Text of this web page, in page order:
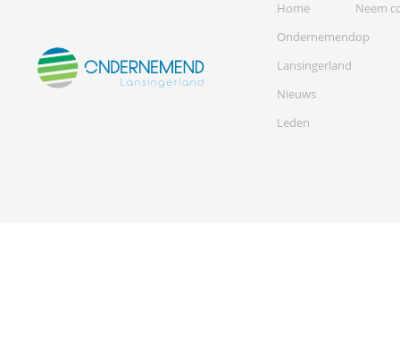
Home
Ondernemend
Lansingerland
Nieuws
Leden
Neem
op